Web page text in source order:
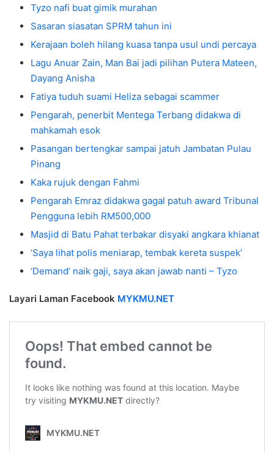
Tyzo nafi buat gimik murahan
Sasaran siasatan SPRM tahun ini
Kerajaan boleh hilang kuasa tanpa usul undi percaya
Lagu Anuar Zain, Man Bai jadi pilihan Putera Mateen,
Dayang Anisha
Fatiya tuduh suami Heliza sebagai scammer
Pengarah, penerbit Mentega Terbang didakwa di
mahkamah esok
Pasangan bertengkar sampai jatuh Jambatan Pulau
Pinang
Kaka rujuk dengan Fahmi
Pengarah Emraz didakwa gagal patuh award Tribunal
Pengguna lebih RM500,000
Masjid di Batu Pahat terbakar disyaki angkara khianat
‘Saya lihat polis meniarap, tembak kereta suspek’
‘Demand’ naik gaji, saya akan jawab nanti – Tyzo
Layari Laman Facebook MYKMU.NET